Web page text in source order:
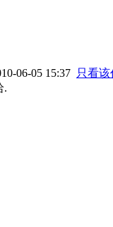
06-05 15:37 只看该
.